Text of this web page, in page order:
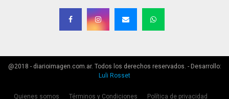
@2018 - diarioimagen.com.ar. Todos los derechos reservados. - Desarrollo:
Luli Rosset
Quienes somos Términos y Condiciones Política de privacidad